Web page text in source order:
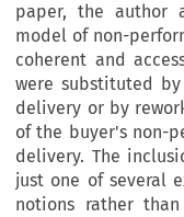
paper, the author
model of non-
coherent and
were substituted
delivery or by
of the buyer's non-
delivery. The
just one of several
notions rather